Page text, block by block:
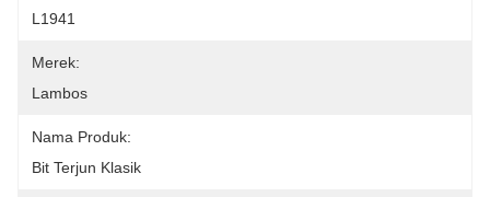
L1941
Merek:
Lambos
Nama Produk:
Bit Terjun Klasik